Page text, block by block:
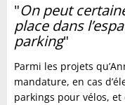
"On peut
place dans
parking"
Parmi les projets
mandature, en cas
parkings pour vélos,